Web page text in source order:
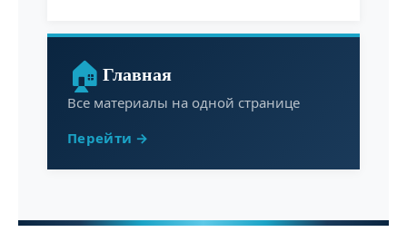
🏠 Главная
Все материалы на одной странице
Перейти →